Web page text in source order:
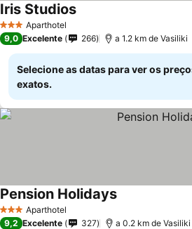
3 EstrelasAparthotel
Iris Studios
9,0 Excelente 266 a 1.2 km de Vasiliki
Selecione as datas para ver os
exatos.
3 EstrelasAparthotel
Pension Holidays
9,2 Excelente 327 a 0.2 km de Vasiliki